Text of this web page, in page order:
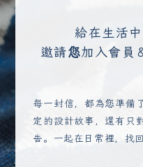
給在生活
邀請您加入會員
每一封信，都為您準備
定的設計故事，還有只
告。一起在日常裡，找